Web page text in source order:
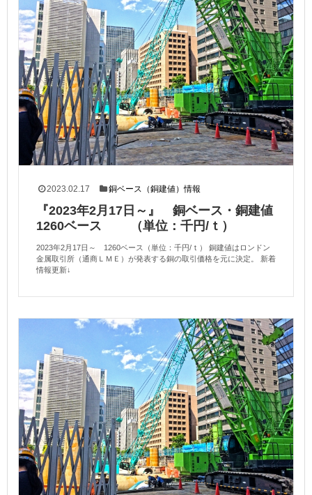
2023.02.17 銅ベース（銅建値）情報
『2023年2月17日～』 銅ベース・銅建値
1260ベース （単位：千円/ｔ）
2023年2月17日～ 1260ベース（単位：千円/ｔ） 銅建値はロンドン
金属取引所（通商ＬＭＥ）が発表する銅の取引価格を元に決定。 新着
情報更新↓